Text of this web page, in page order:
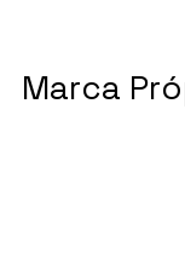
Marca